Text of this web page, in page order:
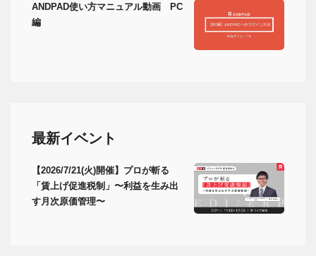
ANDPAD使い方マニュアル動画 PC
編
最新イベント
【2026/7/21(火)開催】プロが斬る
「賃上げ促進税制」〜利益を生み出
す月次原価管理〜